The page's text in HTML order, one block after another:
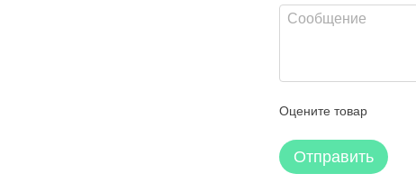
Оцените товар
Отправить